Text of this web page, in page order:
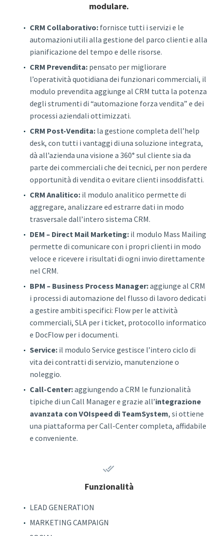
modulare.
CRM Collaborativo: fornisce tutti i servizi e le
automazioni utili alla gestione del parco clienti e alla
pianificazione del tempo e delle risorse.
CRM Prevendita: pensato per migliorare
l’operatività quotidiana dei funzionari commerciali, il
modulo prevendita aggiunge al CRM tutta la potenza
degli strumenti di “automazione forza vendita” e dei
processi aziendali ottimizzati.
CRM Post-Vendita: la gestione completa dell’help
desk, con tutti i vantaggi di una soluzione integrata,
dà all’azienda una visione a 360° sul cliente sia da
parte dei commerciali che dei tecnici, per non perdere
opportunità di vendita o evitare clienti insoddisfatti.
CRM Analitico: il modulo analitico permette di
aggregare, analizzare ed estrarre dati in modo
trasversale dall’intero sistema CRM.
DEM – Direct Mail Marketing: il modulo Mass Mailing
permette di comunicare con i propri clienti in modo
veloce e ricevere i risultati di ogni invio direttamente
nel CRM.
BPM – Business Process Manager:aggiunge al CRM
i processi di automazione del flusso di lavoro dedicati
a gestire ambiti specifici: Flow per le attività
commerciali, SLA per i ticket, protocollo informatico
e DocFlow per i documenti.
Service: il modulo Service gestisce l’intero ciclo di
vita dei contratti di servizio, manutenzione o
noleggio.
Call-Center:aggiungendo a CRM le funzionalità
tipiche di un Call Manager e grazie all’integrazione
avanzata con VOIspeed di TeamSystem, si ottiene
una piattaforma per Call-Center completa, affidabile
e conveniente.


Funzionalità
LEAD GENERATION
MARKETING CAMPAIGN